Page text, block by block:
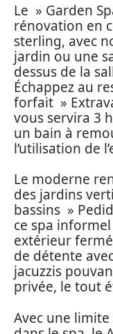
Le » Garden
rénovation en
sterling, avec
jardin ou une
dessus de la
Échappez au
forfait »
vous servira 3
un bain à
l’utilisation de
Le moderne
des jardins
bassins »
ce spa
extérieur
de détente
jacuzzis
privée, le tout
Avec une